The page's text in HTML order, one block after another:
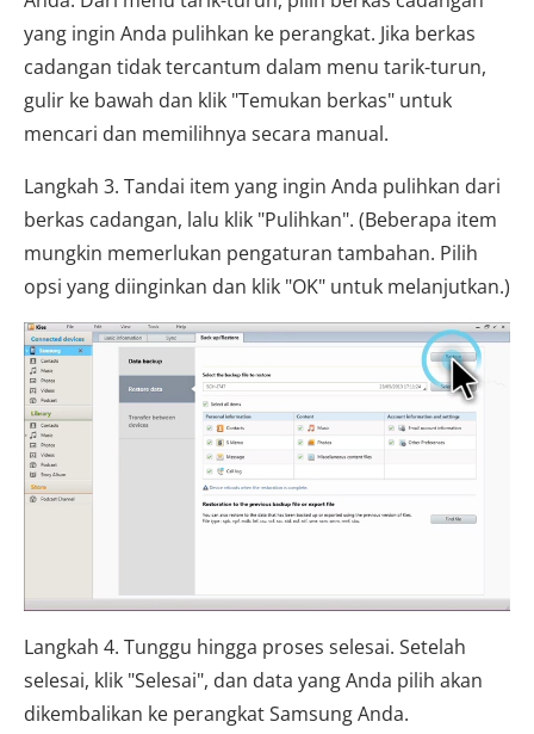
yang ingin Anda pulihkan ke perangkat. Jika berkas
cadangan tidak tercantum dalam menu tarik-turun,
gulir ke bawah dan klik "Temukan berkas" untuk
mencari dan memilihnya secara manual.
Langkah 3. Tandai item yang ingin Anda pulihkan dari
berkas cadangan, lalu klik "Pulihkan". (Beberapa item
mungkin memerlukan pengaturan tambahan. Pilih
opsi yang diinginkan dan klik "OK" untuk melanjutkan.)
Langkah 4. Tunggu hingga proses selesai. Setelah
selesai, klik "Selesai", dan data yang Anda pilih akan
dikembalikan ke perangkat Samsung Anda.